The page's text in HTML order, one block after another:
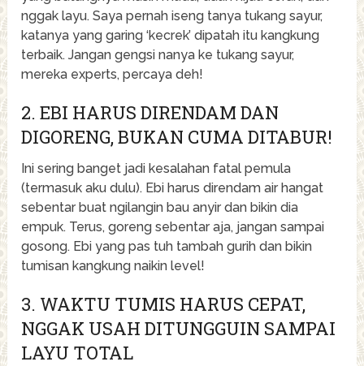
nggak layu. Saya pernah iseng tanya tukang sayur,
katanya yang garing ‘kecrek’ dipatah itu kangkung
terbaik. Jangan gengsi nanya ke tukang sayur,
mereka experts, percaya deh!
2. EBI HARUS DIRENDAM DAN
DIGORENG, BUKAN CUMA DITABUR!
Ini sering banget jadi kesalahan fatal pemula
(termasuk aku dulu). Ebi harus direndam air hangat
sebentar buat ngilangin bau anyir dan bikin dia
empuk. Terus, goreng sebentar aja, jangan sampai
gosong. Ebi yang pas tuh tambah gurih dan bikin
tumisan kangkung naikin level!
3. WAKTU TUMIS HARUS CEPAT,
NGGAK USAH DITUNGGUIN SAMPAI
LAYU TOTAL